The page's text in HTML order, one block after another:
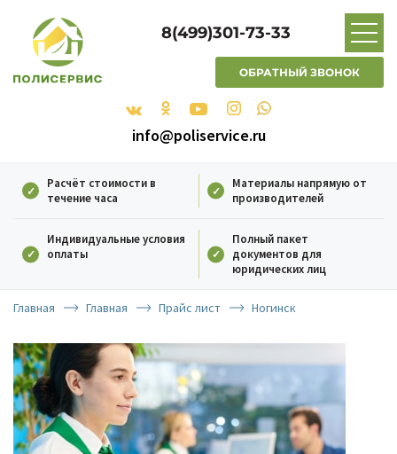
8(499)301-73-33
ОБРАТНЫЙ ЗВОНОК
info@poliservice.ru
Расчёт стоимости в
течение часа
Материалы напрямую от
производителей
Индивидуальные условия
оплаты
Полный пакет
документов для
юридических лиц
Главная Главная Прайс лист Ногинск